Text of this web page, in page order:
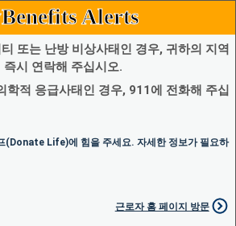
Alerts
또는 난방 비상사태인 경우, 귀하의 지역
즉시 연락해 주십시오.
학적 응급사태인 경우, 911에 전화해 주십
(Donate Life)에 힘을 주세요. 자세한 정보가 필요하
근로자 홈 페이지 방문